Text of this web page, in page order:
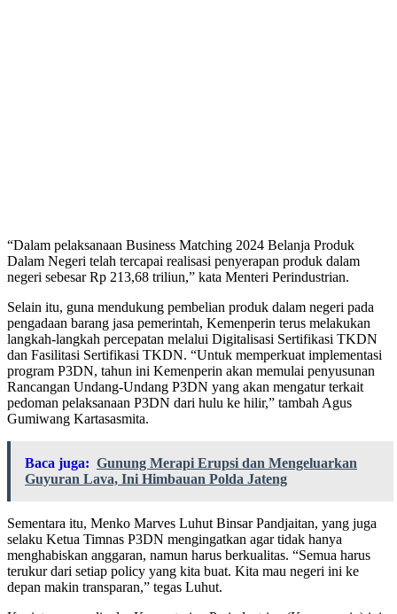
“Dalam pelaksanaan Business Matching 2024 Belanja Produk
Dalam Negeri telah tercapai realisasi penyerapan produk dalam
negeri sebesar Rp 213,68 triliun,” kata Menteri Perindustrian.
Selain itu, guna mendukung pembelian produk dalam negeri pada
pengadaan barang jasa pemerintah, Kemenperin terus melakukan
langkah-langkah percepatan melalui Digitalisasi Sertifikasi TKDN
dan Fasilitasi Sertifikasi TKDN. “Untuk memperkuat implementasi
program P3DN, tahun ini Kemenperin akan memulai penyusunan
Rancangan Undang-Undang P3DN yang akan mengatur terkait
pedoman pelaksanaan P3DN dari hulu ke hilir,” tambah Agus
Gumiwang Kartasasmita.
Baca juga: Gunung Merapi Erupsi dan Mengeluarkan
Guyuran Lava, Ini Himbauan Polda Jateng
Sementara itu, Menko Marves Luhut Binsar Pandjaitan, yang juga
selaku Ketua Timnas P3DN mengingatkan agar tidak hanya
menghabiskan anggaran, namun harus berkualitas. “Semua harus
terukur dari setiap policy yang kita buat. Kita mau negeri ini ke
depan makin transparan,” tegas Luhut.